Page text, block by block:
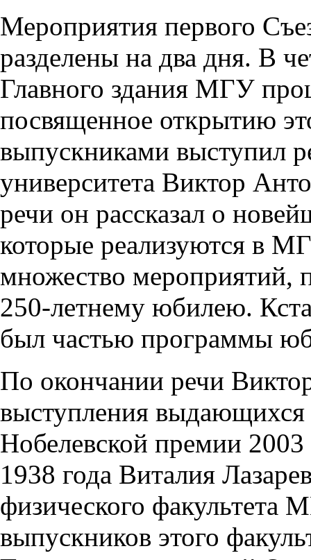
Мероприятия первого
разделены на два дня. В
Главного здания МГУ
посвященное открытию
выпускниками выступил
университета Виктор
речи он рассказал о
которые реализуются в
множество мероприятий,
250-летнему юбилею.
был частью программы
По окончании речи
выступления выдающихся
Нобелевской премии
1938 года Виталия
физического факультета
выпускников этого